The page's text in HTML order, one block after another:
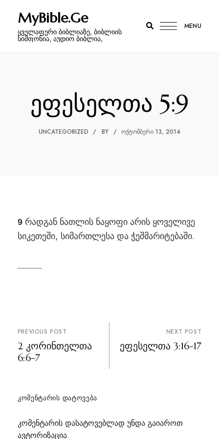
MyBible.Ge
ყველაფერი ბიბლიაზე, ბიბლიის
სიმფონია, აუდიო ბიბლია,
MENU
ეფესელთა 5:9
UNCATEGORIZED BY ᲝᲥᲢᲝᲛᲑᲔᲠᲘ 13, 2014
9 რადგან ნათლის ნაყოფი არის ყოველივე
სიკეთეში, სიმართლესა და ჭეშმარიტებაში.
პოსტის
ნავიგაცია
PREVIOUS POST
2 კორინთელთა
6:6-7
NEXT POST
ეფესელთა 3:16-17
ᲙᲝᲛᲔᲜᲢᲐᲠᲘᲡ ᲓᲐᲢᲝᲕᲔᲑᲐ
კომენტარის დასატოვებლად უნდა გაიაროთ
ავტორიზაცია.